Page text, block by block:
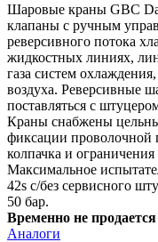
Шаровые краны GBC
клапаны с ручным
реверсивного потока
жидкостных линиях,
газа систем
воздуха. Реверсивные
поставляться с
Краны снабжены
фиксации проволочной
колпачка и
Максимальное
42s с/без сервисного
50 бар.
Временно не продается
Аналоги